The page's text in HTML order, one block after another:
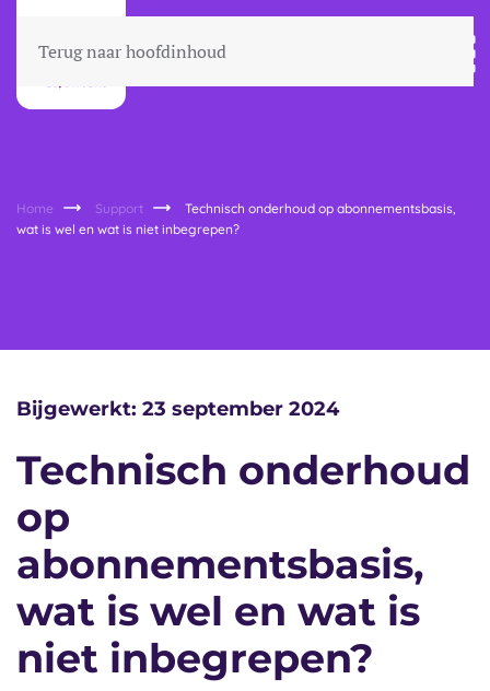
Terug naar hoofdinhoud
Home Support
Technisch onderhoud op abonnementsbasis,
wat is wel en wat is niet inbegrepen?
Bijgewerkt: 23 september 2024
Technisch onderhoud
op
abonnementsbasis,
wat is wel en wat is
niet inbegrepen?